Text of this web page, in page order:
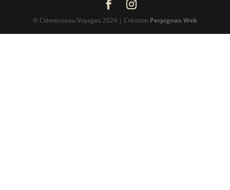
© Clémenceau Voyages 2024 | Création Perpignan Web